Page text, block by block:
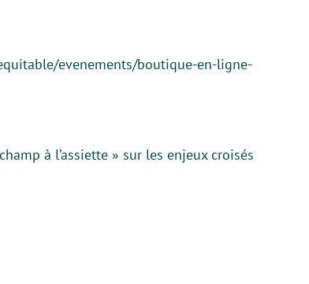
evenements/boutique-en-ligne-
à l’assiette » sur les enjeux croisés